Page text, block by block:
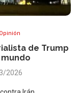
Opinión
de Trump
2026